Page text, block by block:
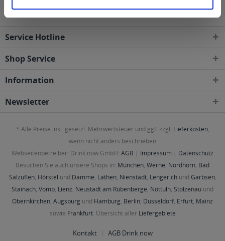
Service Hotline
Shop Service
Information
Newsletter
* Alle Preise inkl. gesetzl. Mehrwertsteuer und ggf. zzgl. Lieferkosten,
wenn nicht anders beschrieben
Webseitenbetreiber: Drink now GmbH: AGB | Impressum | Datenschutz
Besuchen Sie auch unsere Shops in: München, Werne, Nordhorn, Bad
Salzuflen, Hörstel und Damme, Lathen, Nienstädt, Lengerichund Garbsen,
Stainach, Vomp, Lienz, Neustadt am Rübenberge, Nottuln, Stolzenau und
Obernkirchen, Augsburg und Hamburg, Berlin, Düsseldorf, Erfurt, Mainz
sowie Frankfurt. Übersicht aller Liefergebiete
Kontakt AGB Drink now